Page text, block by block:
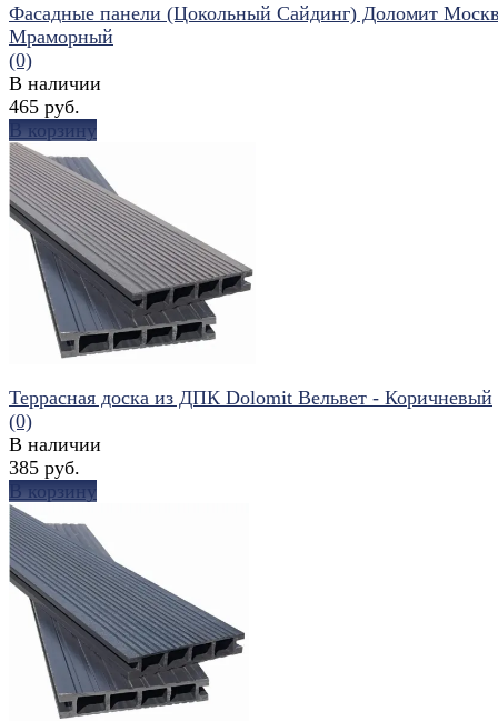
избранное сравнить
Фасадные панели (Цокольный Сайдинг) Доломит
Мраморный
(0)
В наличии
465 руб.
В корзину
избранное сравнить
Террасная доска из ДПК Dolomit Вельвет - Коричневый
(0)
В наличии
385 руб.
В корзину